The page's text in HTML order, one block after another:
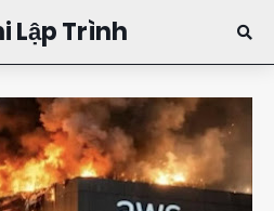
Lập Trình